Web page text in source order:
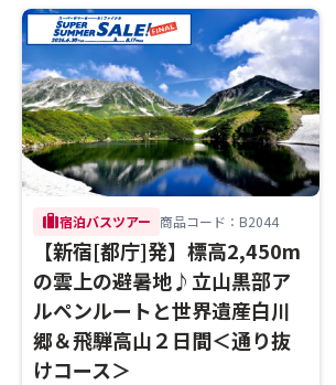
trip宿泊バスツアー 商品コード：B2044
【新宿[都庁]発】標高2,450m
の雲上の避暑地♪立山黒部ア
ルペンルートと世界遺産白川
郷＆飛騨高山２日間＜通り抜
けコース＞